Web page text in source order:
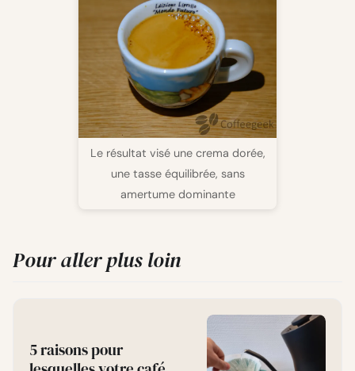
Le résultat visé une crema dorée,
une tasse équilibrée, sans
amertume dominante
Pour aller plus loin
5 raisons pour